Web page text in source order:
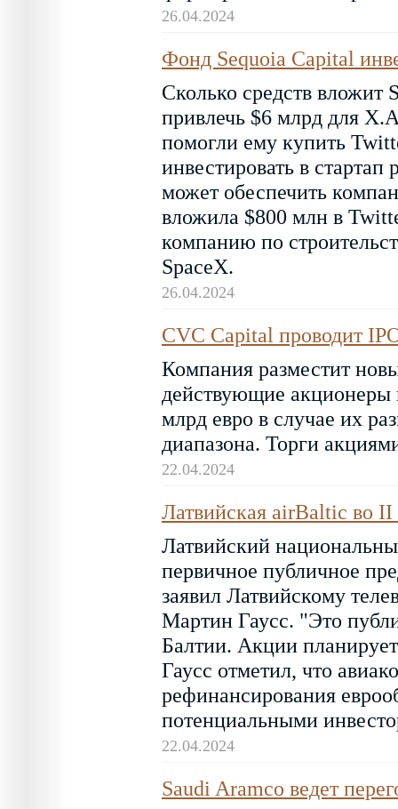
26.04.2024
Фонд Sequoia Capital
Сколько средств вложит
привлечь $6 млрд для
помогли ему купить
инвестировать в
может обеспечить
вложила $800 млн в
компанию по
SpaceX.
26.04.2024
CVC Capital проводит
Компания разместит
действующие акционеры
млрд евро в случае их
диапазона. Торги
22.04.2024
Латвийская airBaltic во
Латвийский
первичное публичное
заявил Латвийскому
Мартин Гаусс. "Это
Балтии. Акции
Гаусс отметил, что
рефинансирования
потенциальными
22.04.2024
Saudi Aramco ведет